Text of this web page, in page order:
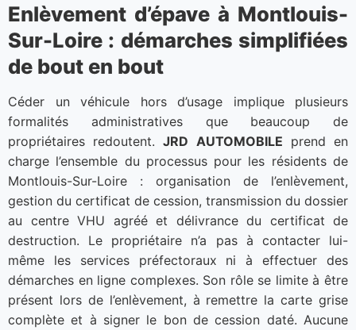
Enlèvement d’épave à Montlouis-
Sur-Loire : démarches simplifiées
de bout en bout
Céder un véhicule hors d’usage implique plusieurs
formalités administratives que beaucoup de
propriétaires redoutent.JRD AUTOMOBILE prend en
charge l’ensemble du processus pour les résidents de
Montlouis-Sur-Loire : organisation de l’enlèvement,
gestion du certificat de cession, transmission du dossier
au centre VHU agréé et délivrance du certificat de
destruction. Le propriétaire n’a pas à contacter lui-
même les services préfectoraux ni à effectuer des
démarches en ligne complexes. Son rôle se limite à être
présent lors de l’enlèvement, à remettre la carte grise
complète et à signer le bon de cession daté. Aucune